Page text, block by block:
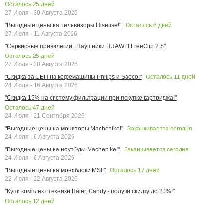
Осталось 25 дней
27 Июля - 30 Августа 2026
"Выгодные цены на телевизоры Hisense!"
Осталось 6 дней
27 Июля - 11 Августа 2026
"Сервисные привилегии | Наушники HUAWEI FreeClip 2 S"
Осталось 25 дней
27 Июля - 30 Августа 2026
"Скидка за СБП на кофемашины Philips и Saeco!"
Осталось 11 дней
24 Июля - 16 Августа 2026
"Скидка 15% на систему фильтрации при покупке картриджа!"
Осталось 47 дней
24 Июля - 21 Сентября 2026
"Выгодные цены на мониторы Machenike!"
Заканчивается сегодня
24 Июля - 6 Августа 2026
"Выгодные цены на ноутбуки Machenike!"
Заканчивается сегодня
24 Июля - 6 Августа 2026
"Выгодные цены на моноблоки MSI!"
Осталось 17 дней
22 Июля - 22 Августа 2026
"Купи комплект техники Haier, Candy - получи скидку до 20%!"
Осталось 12 дней